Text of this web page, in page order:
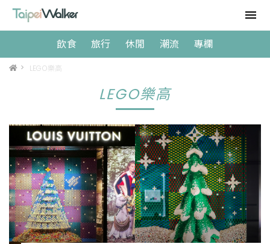
飲食 旅行 休閒 潮流 專欄
> LEGO樂高
LEGO樂高